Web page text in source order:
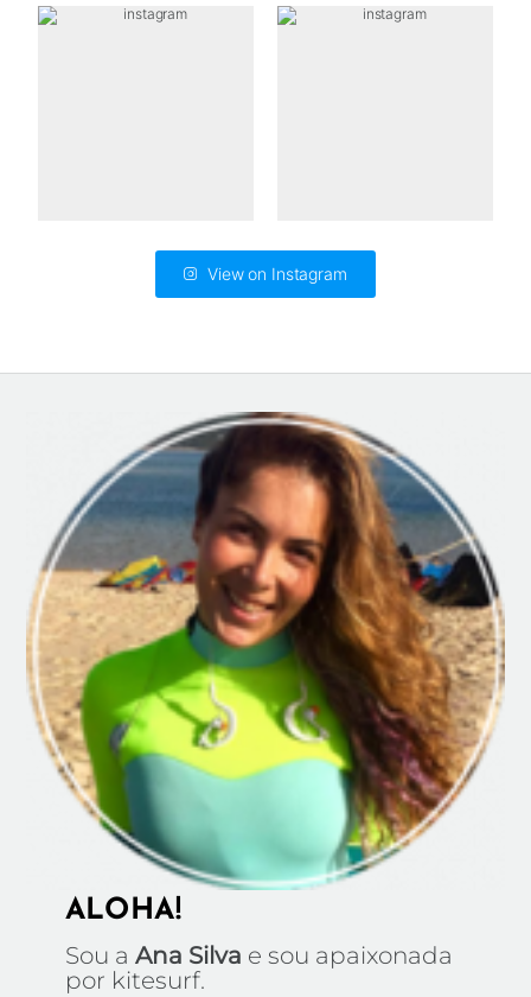
View on Instagram
ALOHA!
Sou a Ana Silva e sou apaixonada
por kitesurf.